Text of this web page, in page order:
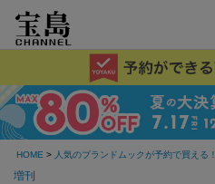
HOME > 人気のブランドムックが予約で買える！
増刊